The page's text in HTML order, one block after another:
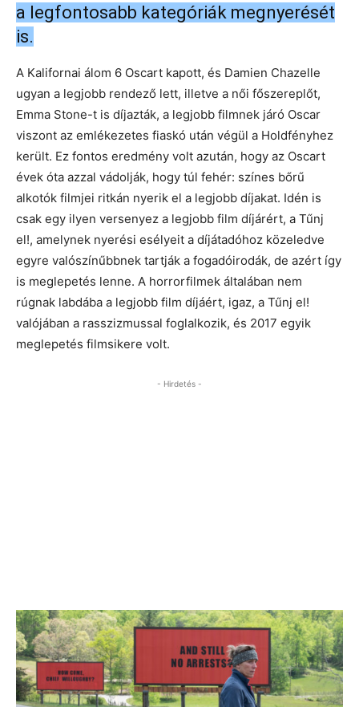
a legfontosabb kategóriák megnyerését
is.
A Kalifornai álom 6 Oscart kapott, és Damien Chazelle
ugyan a legjobb rendező lett, illetve a női főszereplőt,
Emma Stone-t is díjazták, a legjobb filmnek járó Oscar
viszont az emlékezetes fiaskó után végül a Holdfényhez
került. Ez fontos eredmény volt azután, hogy az Oscart
évek óta azzal vádolják, hogy túl fehér: színes bőrű
alkotók filmjei ritkán nyerik el a legjobb díjakat. Idén is
csak egy ilyen versenyez a legjobb film díjárért, a Tűnj
el!, amelynek nyerési esélyeit a díjátadóhoz közeledve
egyre valószínűbbnek tartják a fogadóirodák, de azért így
is meglepetés lenne. A horrorfilmek általában nem
rúgnak labdába a legjobb film díjáért, igaz, a Tűnj el!
valójában a rasszizmussal foglalkozik, és 2017 egyik
meglepetés filmsikere volt.
- Hirdetés -